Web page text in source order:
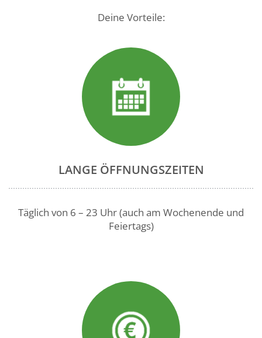
Deine Vorteile:
LANGE ÖFFNUNGSZEITEN
Täglich von 6 – 23 Uhr (auch am Wochenende und
Feiertags)